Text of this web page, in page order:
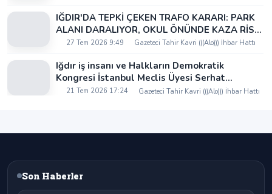
IĞDIR'DA TEPKİ ÇEKEN TRAFO KARARI: PARK
ALANI DARALIYOR, OKUL ÖNÜNDE KAZA RİSKİ
İDDİASI VE IĞDIR VALİSİ NEREDE?
27 Tem 2026 9:49 Gazeteci Tahir Kavri (((Alo))) İhbar Hattı
Iğdır iş insanı ve Halkların Demokratik
Kongresi İstanbul Meclis Üyesi Serhat
Kaya’dan Iğdır Tanıtım Günleri’nde birlik ve
21 Tem 2026 17:24 Gazeteci Tahir Kavri (((Alo))) İhbar Hattı
Son Haberler